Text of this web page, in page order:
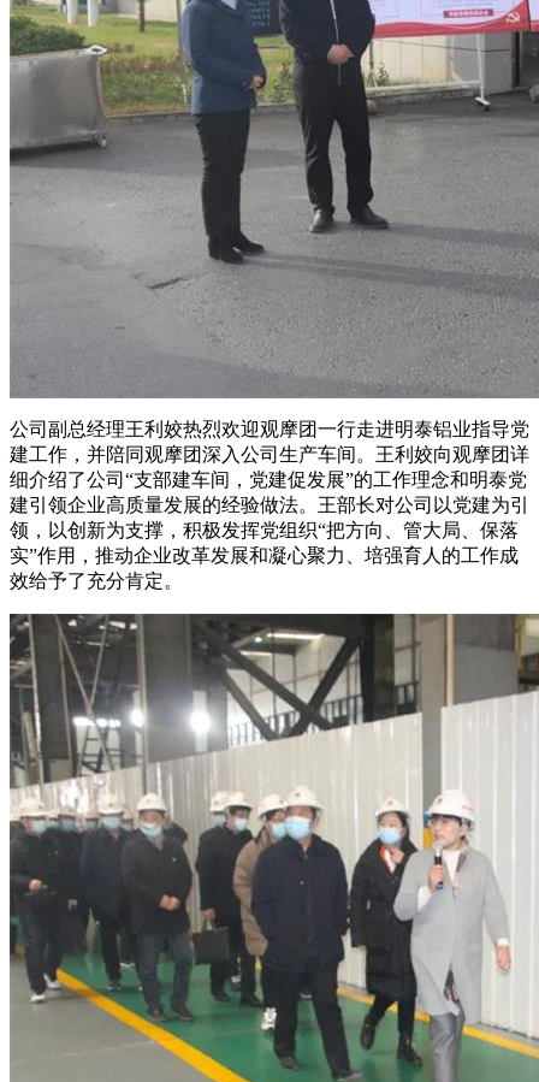
公司副总经理王利姣热烈欢迎观摩团一行走进明泰铝业指导党
建工作，并陪同观摩团深入公司生产车间。王利姣向观摩团详
细介绍了公司“支部建车间，党建促发展”的工作理念和明泰党
建引领企业高质量发展的经验做法。王部长对公司以党建为引
领，以创新为支撑，积极发挥党组织“把方向、管大局、保落
实”作用，推动企业改革发展和凝心聚力、培强育人的工作成
效给予了充分肯定。